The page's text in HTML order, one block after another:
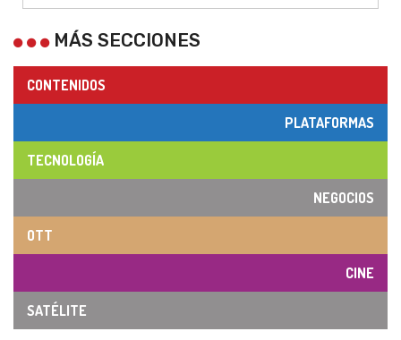
MÁS SECCIONES
CONTENIDOS
PLATAFORMAS
TECNOLOGÍA
NEGOCIOS
OTT
CINE
SATÉLITE